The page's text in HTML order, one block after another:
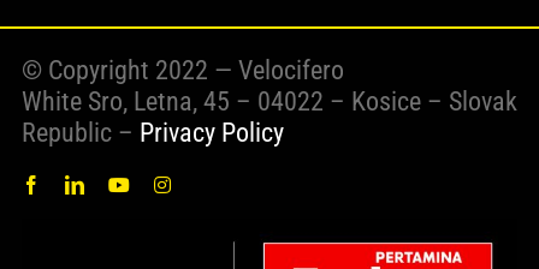
© Copyright 2022 — Velocifero
White Sro, Letna, 45 – 04022 – Kosice – Slovak
Republic – Privacy Policy